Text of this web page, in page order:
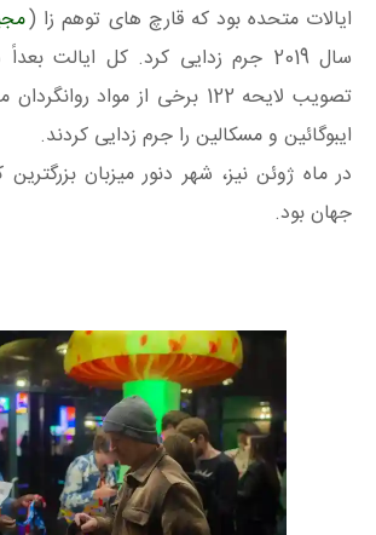
ایالات متحده بود که قارچ های توهم زا (
تصویب لایحه 122 برخی از مواد روانگردان مانند
ایبوگائین و مسکالین را جرم زدایی کردند.
در ماه ژوئن نیز، شهر دنور میزبان بزرگترین
جهان بود.